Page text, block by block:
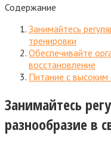
Содержание
Занимайтесь
тренировки
Обеспечивайте
восстановление
Питание с
Занимайтесь
разнообразие в